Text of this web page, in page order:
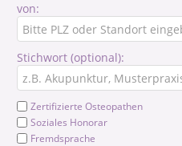
von:
Stichwort (optional):
Zertifizierte Osteopathen
Soziales Honorar
Fremdsprache